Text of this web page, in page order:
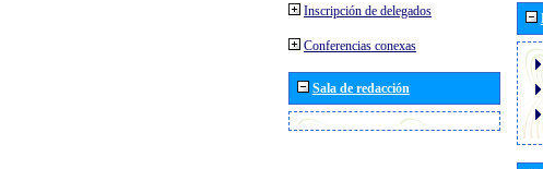
Inscripción de delegados
Conferencias conexas
Sala de redacción